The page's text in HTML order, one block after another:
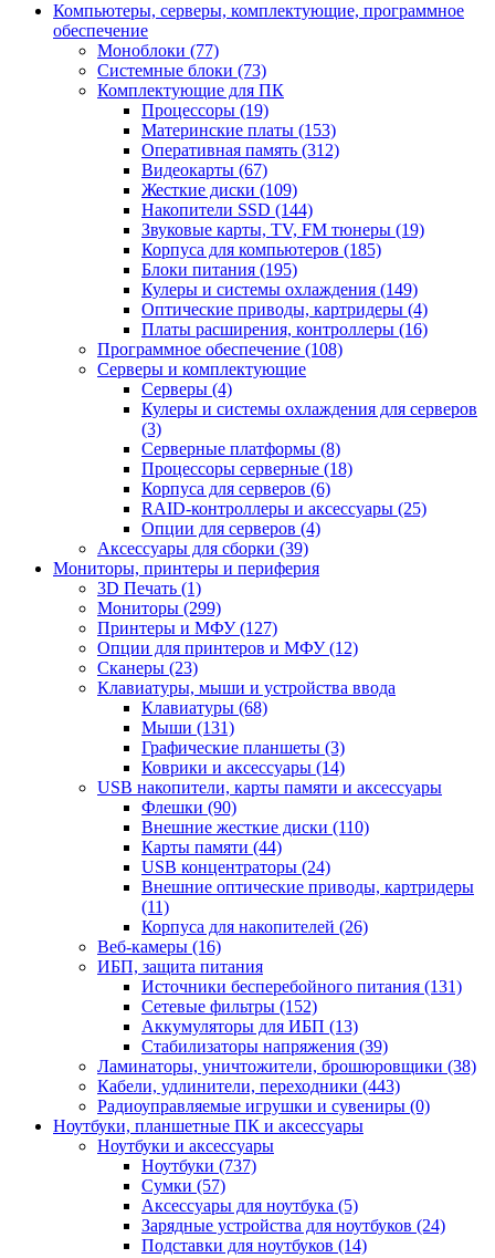
Компьютеры, серверы, комплектующие, программное
обеспечение
Моноблоки (77)
Системные блоки (73)
Комплектующие для ПК
Процессоры (19)
Материнские платы (153)
Оперативная память (312)
Видеокарты (67)
Жесткие диски (109)
Накопители SSD (144)
Звуковые карты, TV, FM тюнеры (19)
Корпуса для компьютеров (185)
Блоки питания (195)
Кулеры и системы охлаждения (149)
Оптические приводы, картридеры (4)
Платы расширения, контроллеры (16)
Программное обеспечение (108)
Серверы и комплектующие
Серверы (4)
Кулеры и системы охлаждения для серверов
(3)
Серверные платформы (8)
Процессоры серверные (18)
Корпуса для серверов (6)
RAID-контроллеры и аксессуары (25)
Опции для серверов (4)
Аксессуары для сборки (39)
Мониторы, принтеры и периферия
3D Печать (1)
Мониторы (299)
Принтеры и МФУ (127)
Опции для принтеров и МФУ (12)
Сканеры (23)
Клавиатуры, мыши и устройства ввода
Клавиатуры (68)
Мыши (131)
Графические планшеты (3)
Коврики и аксессуары (14)
USB накопители, карты памяти и аксессуары
Флешки (90)
Внешние жесткие диски (110)
Карты памяти (44)
USB концентраторы (24)
Внешние оптические приводы, картридеры
(11)
Корпуса для накопителей (26)
Веб-камеры (16)
ИБП, защита питания
Источники бесперебойного питания (131)
Сетевые фильтры (152)
Аккумуляторы для ИБП (13)
Стабилизаторы напряжения (39)
Ламинаторы, уничтожители, брошюровщики (38)
Кабели, удлинители, переходники (443)
Радиоуправляемые игрушки и сувениры (0)
Ноутбуки, планшетные ПК и аксессуары
Ноутбуки и аксессуары
Ноутбуки (737)
Сумки (57)
Аксессуары для ноутбука (5)
Зарядные устройства для ноутбуков (24)
Подставки для ноутбуков (14)